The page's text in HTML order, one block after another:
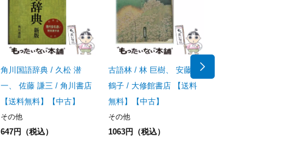
角川国語辞典 / 久松 潜
一、 佐藤 謙三 / 角川書店
【送料無料】【中古】
その他
647円（税込）
古語林 / 林 巨樹、 安藤 千
鶴子 / 大修館書店 【送料
無料】【中古】
その他
1063円（税込）